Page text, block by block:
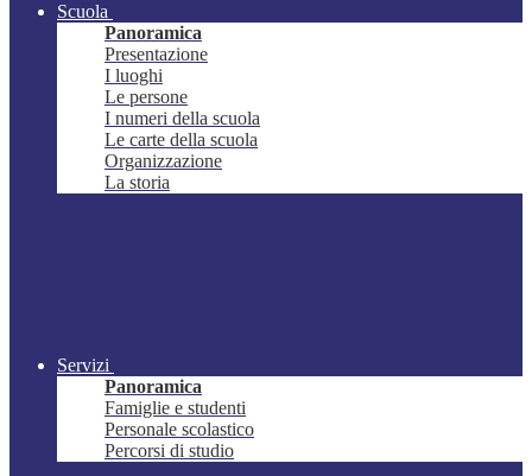
Scuola
Panoramica
Presentazione
I luoghi
Le persone
I numeri della scuola
Le carte della scuola
Organizzazione
La storia
Servizi
Panoramica
Famiglie e studenti
Personale scolastico
Percorsi di studio